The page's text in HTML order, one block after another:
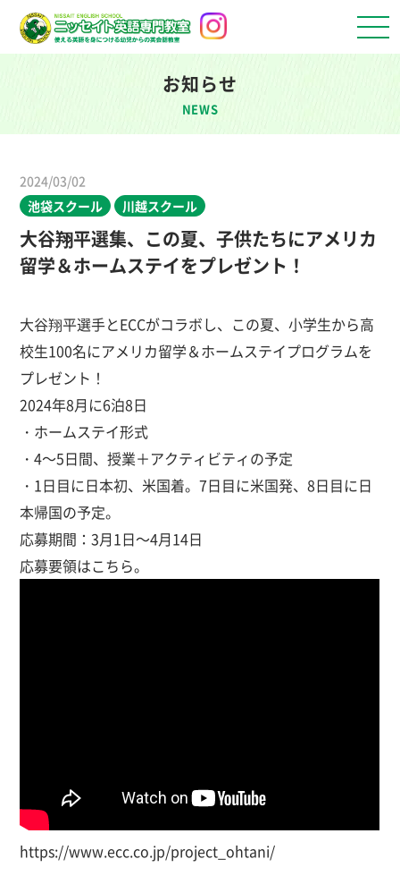
お知らせ
NEWS
2024/03/02
池袋スクール
川越スクール
大谷翔平選集、この夏、子供たちにアメリカ
留学＆ホームステイをプレゼント！
大谷翔平選手とECCがコラボし、この夏、小学生から高
校生100名にアメリカ留学＆ホームステイプログラムを
プレゼント！
2024年8月に6泊8日
・ホームステイ形式
・4～5日間、授業＋アクティビティの予定
・1日目に日本初、米国着。7日目に米国発、8日目に日
本帰国の予定。
応募期間：3月1日～4月14日
応募要領はこちら。
https://www.ecc.co.jp/project_ohtani/